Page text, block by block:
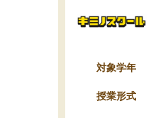
対象学年
授業形式